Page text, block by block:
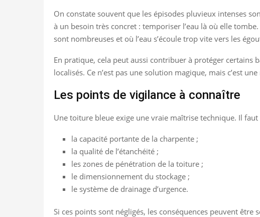
On constate souvent que les épisodes pluvieux intenses
à un besoin très concret : temporiser l’eau là où elle
sont nombreuses et où l’eau s’écoule trop vite vers les
En pratique, cela peut aussi contribuer à protéger
localisés. Ce n’est pas une solution magique, mais c’est
Les points de vigilance à connaître
Une toiture bleue exige une vraie maîtrise technique. Il
la capacité portante de la charpente ;
la qualité de l’étanchéité ;
les zones de pénétration de la toiture ;
le dimensionnement du stockage ;
le système de drainage d’urgence.
Si ces points sont négligés, les conséquences peuvent